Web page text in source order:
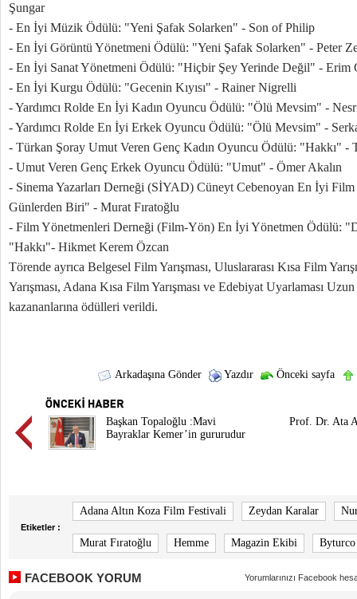
Şungar
- En İyi Müzik Ödülü: "Yeni Şafak Solarken" - Son of Philip
- En İyi Görüntü Yönetmeni Ödülü: "Yeni Şafak Solarken" - Peter
- En İyi Sanat Yönetmeni Ödülü: "Hiçbir Şey Yerinde Değil" - Erim
- En İyi Kurgu Ödülü: "Gecenin Kıyısı" - Rainer Nigrelli
- Yardımcı Rolde En İyi Kadın Oyuncu Ödülü: "Ölü Mevsim" -
- Yardımcı Rolde En İyi Erkek Oyuncu Ödülü: "Ölü Mevsim" -
- Türkan Şoray Umut Veren Genç Kadın Oyuncu Ödülü: "Hakkı" -
- Umut Veren Genç Erkek Oyuncu Ödülü: "Umut" - Ömer Akalın
- Sinema Yazarları Derneği (SİYAD) Cüneyt Cebenoyan En İyi
Günlerden Biri" - Murat Fıratoğlu
- Film Yönetmenleri Derneği (Film-Yön) En İyi Yönetmen Ödülü:
"Hakkı"- Hikmet Kerem Özcan
Törende ayrıca Belgesel Film Yarışması, Uluslararası Kısa Film
Yarışması, Adana Kısa Film Yarışması ve Edebiyat Uyarlaması
kazananlarına ödülleri verildi.
Arkadaşına Gönder Yazdır Önceki sayfa
Başkan Topaloğlu :Mavi
Bayraklar Kemer’in gururudur
Prof. Dr. Ata
Etiketler :
Adana Altın Koza Film Festivali Zeydan Karalar
Murat Fıratoğlu Hemme Magazin Ekibi
FACEBOOK YORUM Yorumlarınızı Facebook